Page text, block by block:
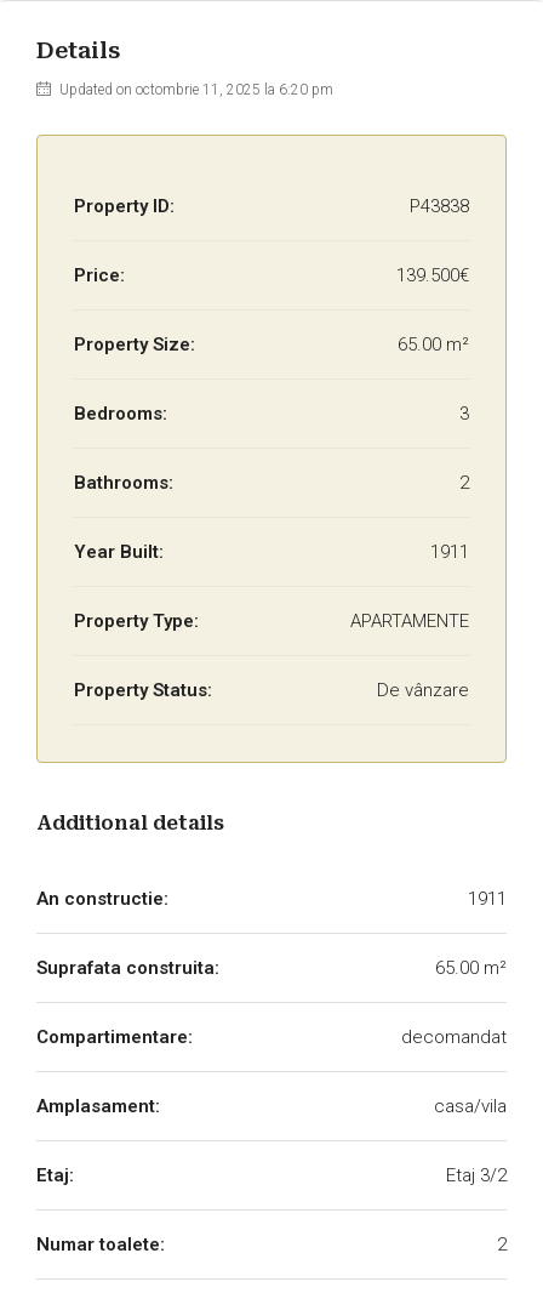
Details
Updated on octombrie 11, 2025 la 6:20 pm
Property ID: P43838
Price: 139.500€
Property Size: 65.00 m²
Bedrooms: 3
Bathrooms: 2
Year Built: 1911
Property Type: APARTAMENTE
Property Status: De vânzare
Additional details
An constructie: 1911
Suprafata construita: 65.00 m²
Compartimentare: decomandat
Amplasament: casa/vila
Etaj: Etaj 3/2
Numar toalete: 2